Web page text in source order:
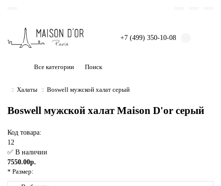
+7 (499) 350-10-08
Все категории
Халаты Boswell мужской халат серый
Boswell мужской халат Maison D'or серый
Код товара:
12
✅ В наличии
7550.00р.
* Размер: